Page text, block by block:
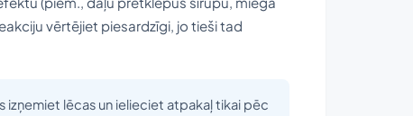
vērtējiet piesardzīgi, jo tieši tad
izņemiet lēcas un ielieciet atpakaļ tikai pēc